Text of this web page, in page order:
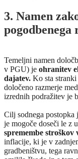
3. Namen
pogodbenega
Temeljni namen
v PGU) je ohranitev
dajatev. Ko sta
določeno razmerje
izrednih podražitev je
Cilj sodnega postopka
je mogoče doseči le z
spremembe stroškov
inflacije, ki je v
gradbeništvu, tega